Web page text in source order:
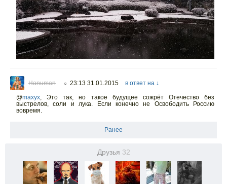
Hanuman ○ 23:13 31.01.2015
в ответ на ↓
@maxyx,Это так, но такое будущее сожрёт Отечество без
выстрелов, соли и лука. Если конечно не Освободить Россию
вовремя.
Ранее
Друзья 32